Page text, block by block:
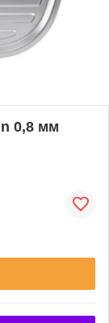
0,8 мм